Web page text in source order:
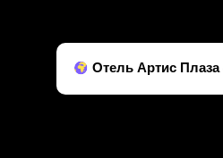
Отель Артис